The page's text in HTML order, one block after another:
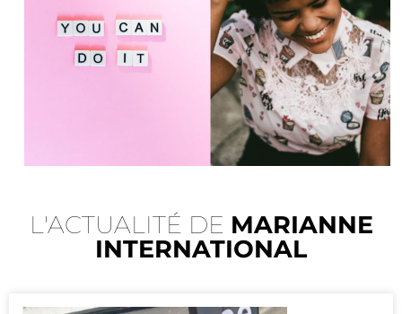
L'ACTUALITÉ DE MARIANNE
INTERNATIONAL